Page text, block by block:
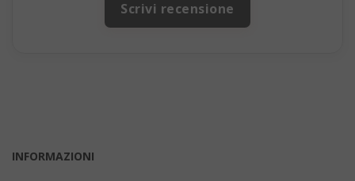
Scrivi recensione
INFORMAZIONI